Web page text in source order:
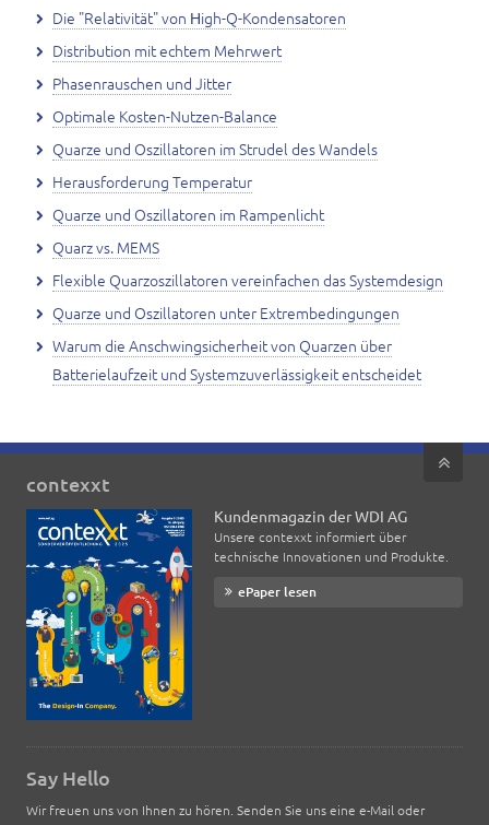
Die "Relativität" von Нigh-Q-Kondensatoren
Distribution mit echtem Mehrwert
Phasenrauschen und Jitter
Optimale Kosten-Nutzen-Balance
Quarze und Oszillatoren im Strudel des Wandels
Herausforderung Temperatur
Quarze und Oszillatoren im Rampenlicht
Quarz vs. MEMS
Flexible Quarzoszillatoren vereinfachen das Systemdesign
Quarze und Oszillatoren unter Extrembedingungen
Warum die Anschwingsicherheit von Quarzen über
Batterielaufzeit und Systemzuverlässigkeit entscheidet
contexxt
Kundenmagazin der WDI AG
Unsere contexxt informiert über
technische Innovationen und Produkte.
ePaper lesen
Say Hello
Wir freuen uns von Ihnen zu hören. Senden Sie uns eine e-Mail oder